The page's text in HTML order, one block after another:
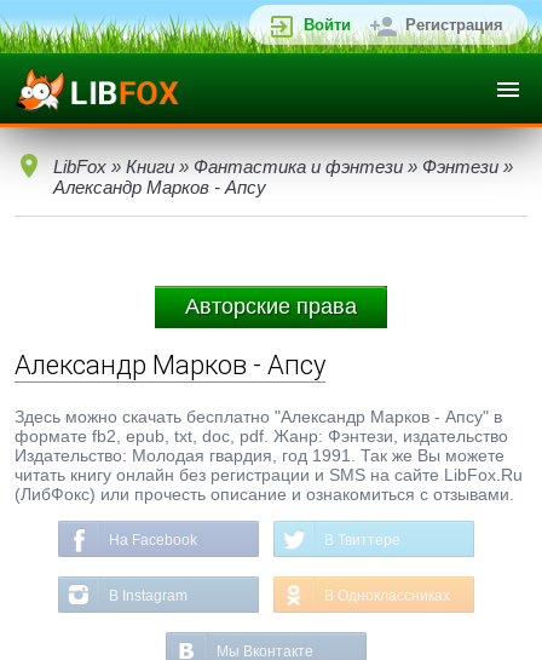
Войти Регистрация
LibFox » Книги » Фантастика и фэнтези » Фэнтези »
Александр Марков - Апсу
Авторские права
Александр Марков - Апсу
Здесь можно скачать бесплатно "Александр Марков - Апсу" в
формате fb2, epub, txt, doc, pdf. Жанр: Фэнтези, издательство
Издательство: Молодая гвардия, год 1991. Так же Вы можете
читать книгу онлайн без регистрации и SMS на сайте LibFox.Ru
(ЛибФокс) или прочесть описание и ознакомиться с отзывами.
На Facebook В Твиттере
В Instagram В Одноклассниках
Мы Вконтакте